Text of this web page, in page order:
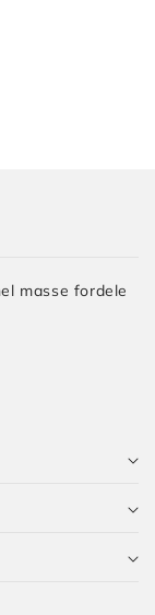
masse fordele